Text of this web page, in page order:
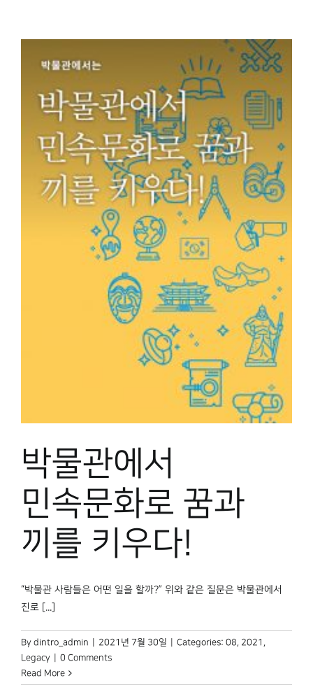
박물관에서
민속문화로 꿈과
끼를 키우다!
“박물관 사람들은 어떤 일을 할까?” 위와 같은 질문은 박물관에서
진로 [...]
By dintro_admin 2021년 7월 30일 Categories: 08, 2021 ,
Legacy
0 Comments
Read More